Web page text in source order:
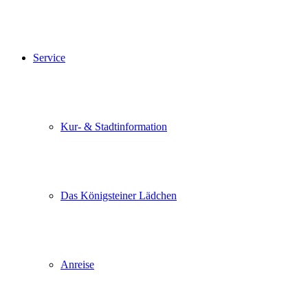
Service
Kur- & Stadtinformation
Das Königsteiner Lädchen
Anreise